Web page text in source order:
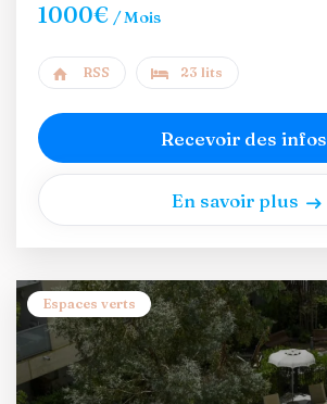
1000€ / Mois
RSS 23 lits
Recevoir des infos
En savoir plus
Espaces verts